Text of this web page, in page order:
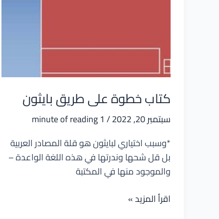
كتاب خطوة على طريق بايثون
سبتمبر 20, 2022 /
1 minute of reading
*وسبب اختياري لبايثون هو قلة المصادر العربية
بل قل شحها وندرتها في هذه اللغة الواعدة –
والموجود منها في المكتبة
كتاب
اقرأ المزيد »